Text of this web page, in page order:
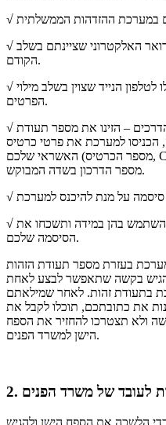
√ האלקטרוני שציינתם בשלב
הקודם.
√ עליכם להזין למערכת את הקוד שתקבלו לטלפון הנייד שצוין בשלב מילוי
הפרטים.
√ אמתו את זיהוי המשתמש באחת מהדרכים – הזינו את מספר תעודת
למערכת את פרטי כרטיס
האשראי שלכם (מספר הכרטיס, CVV ואת תאריך התפוגה) או מלאו את
מספר הדרכון בשדה המבוקש.
√ ענו על השאלות שיציעו לכם על מנת להשתמש בהן במידה ותשכחו את
הסיסמה שלכם.
בעזרת מספר תעודת הזהות
בקשה שתאפשר לבצע לאחת
בתעודת זהות. לאחר שמילאתם
את כתובתכם, תוכלו לקבל את
ולא תצטרכו להחזיר את הספח
הישן למשרד הפנים.
לעובד של משרד הפנים